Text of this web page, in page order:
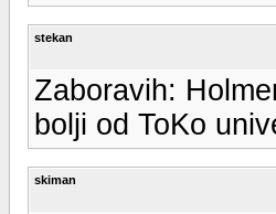
stekan
Zaboravih:
bolji od ToKo
skiman